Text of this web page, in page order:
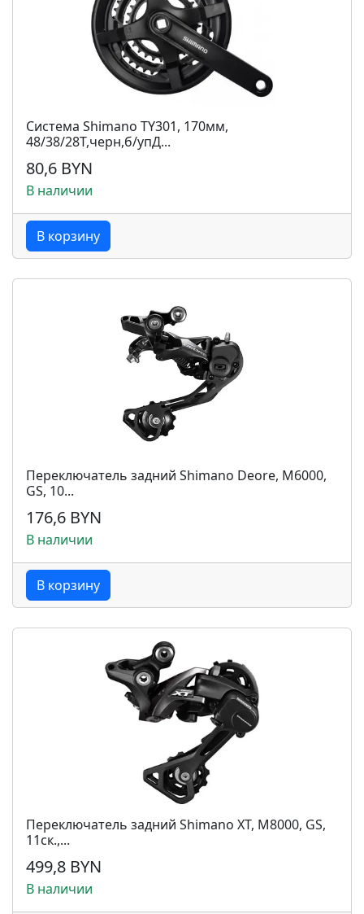
Система Shimano TY301, 170мм,
48/38/28T,черн,б/упД...
80,6 BYN
В наличии
В корзину
Переключатель задний Shimano Deore, M6000,
GS, 10...
176,6 BYN
В наличии
В корзину
Переключатель задний Shimano XT, M8000, GS,
11ск.,...
499,8 BYN
В наличии